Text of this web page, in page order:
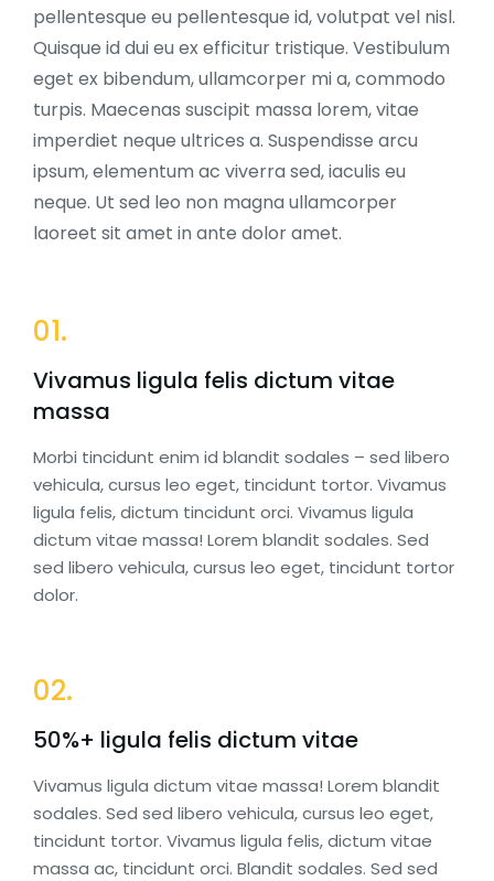
pellentesque eu pellentesque id, volutpat vel nisl.
Quisque id dui eu ex efficitur tristique. Vestibulum
eget ex bibendum, ullamcorper mi a, commodo
turpis. Maecenas suscipit massa lorem, vitae
imperdiet neque ultrices a. Suspendisse arcu
ipsum, elementum ac viverra sed, iaculis eu
neque. Ut sed leo non magna ullamcorper
laoreet sit amet in ante dolor amet.
01.
Vivamus ligula felis dictum vitae
massa
Morbi tincidunt enim id blandit sodales – sed libero
vehicula, cursus leo eget, tincidunt tortor. Vivamus
ligula felis, dictum tincidunt orci. Vivamus ligula
dictum vitae massa! Lorem blandit sodales. Sed
sed libero vehicula, cursus leo eget, tincidunt tortor
dolor.
02.
50%+ ligula felis dictum vitae
Vivamus ligula dictum vitae massa! Lorem blandit
sodales. Sed sed libero vehicula, cursus leo eget,
tincidunt tortor. Vivamus ligula felis, dictum vitae
massa ac, tincidunt orci. Blandit sodales. Sed sed